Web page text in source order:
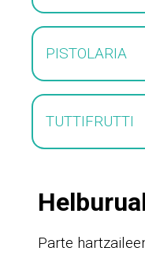
PISTOLARIA
TUTTIFRUTTI
Parte